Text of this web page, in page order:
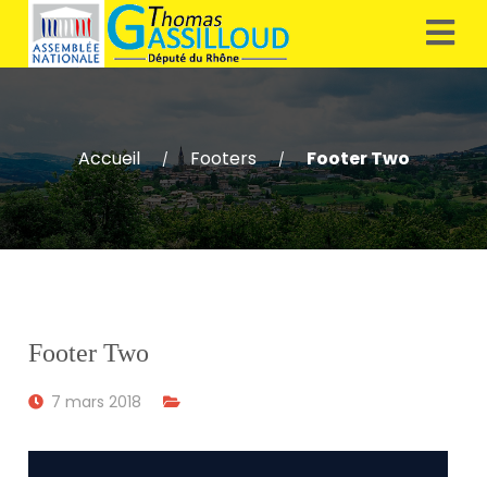
Accueil / Footers / Footer Two
Footer Two
7 mars 2018